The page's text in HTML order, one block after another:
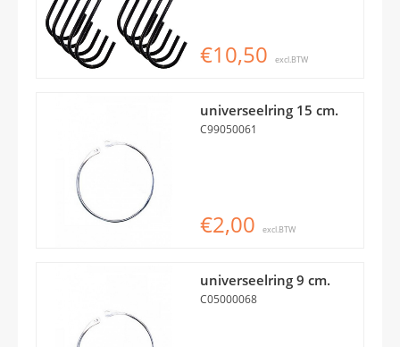
€10,50 excl.BTW
universeelring 15 cm.
C99050061
€2,00 excl.BTW
universeelring 9 cm.
C05000068